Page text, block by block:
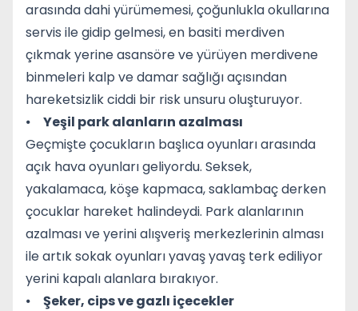
arasında dahi yürümemesi, çoğunlukla okullarına
servis ile gidip gelmesi, en basiti merdiven
çıkmak yerine asansöre ve yürüyen merdivene
binmeleri kalp ve damar sağlığı açısından
hareketsizlik ciddi bir risk unsuru oluşturuyor.
⦁ Yeşil park alanların azalması
Geçmişte çocukların başlıca oyunları arasında
açık hava oyunları geliyordu. Seksek,
yakalamaca, köşe kapmaca, saklambaç derken
çocuklar hareket halindeydi. Park alanlarının
azalması ve yerini alışveriş merkezlerinin alması
ile artık sokak oyunları yavaş yavaş terk ediliyor
yerini kapalı alanlara bırakıyor.
⦁ Şeker, cips ve gazlı içecekler